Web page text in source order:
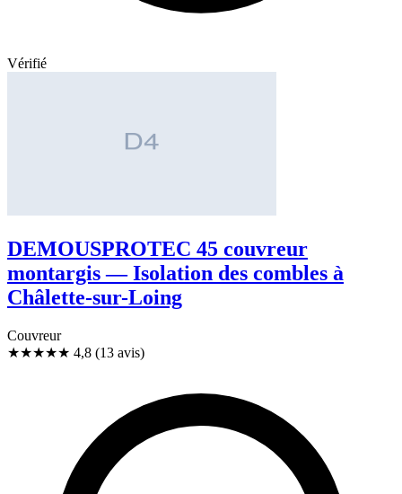
Vérifié
DEMOUSPROTEC 45 couvreur
montargis — Isolation des combles à
Châlette-sur-Loing
Couvreur
★★★★★ 4,8 (13 avis)